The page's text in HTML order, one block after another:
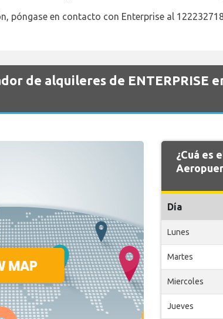
póngase en contacto con Enterprise al
de alquileres de ENTERPRISE
¿Cuá es
Día
Lunes
Martes
Miercoles
Jueves